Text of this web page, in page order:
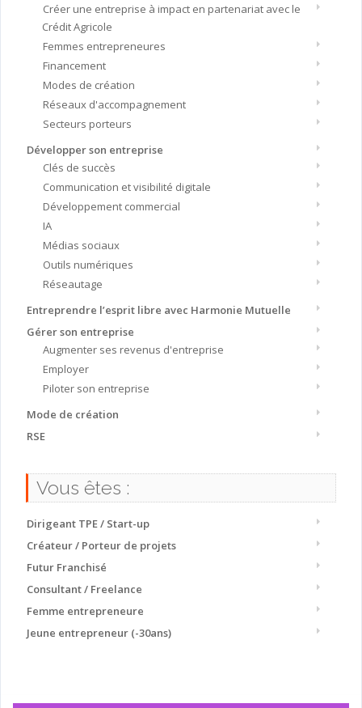
Créer une entreprise à impact en partenariat avec le
Crédit Agricole
Femmes entrepreneures
Financement
Modes de création
Réseaux d'accompagnement
Secteurs porteurs
Développer son entreprise
Clés de succès
Communication et visibilité digitale
Développement commercial
IA
Médias sociaux
Outils numériques
Réseautage
Entreprendre l’esprit libre avec Harmonie Mutuelle
Gérer son entreprise
Augmenter ses revenus d'entreprise
Employer
Piloter son entreprise
Mode de création
RSE
Vous êtes :
Dirigeant TPE / Start-up
Créateur / Porteur de projets
Futur Franchisé
Consultant / Freelance
Femme entrepreneure
Jeune entrepreneur (-30ans)